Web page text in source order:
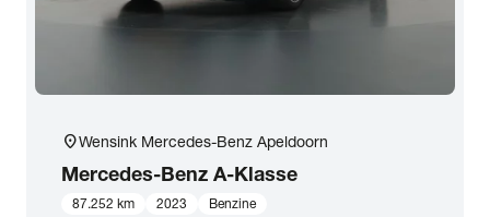
location_onWensink Mercedes-Benz Apeldoorn
Mercedes-Benz A-Klasse
87.252 km 2023 Benzine